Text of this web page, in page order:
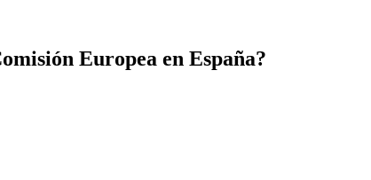
Europea en España?